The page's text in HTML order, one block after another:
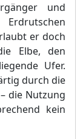
und
er doch
Elbe, den
de Ufer.
durch die
die Nutzung
kein